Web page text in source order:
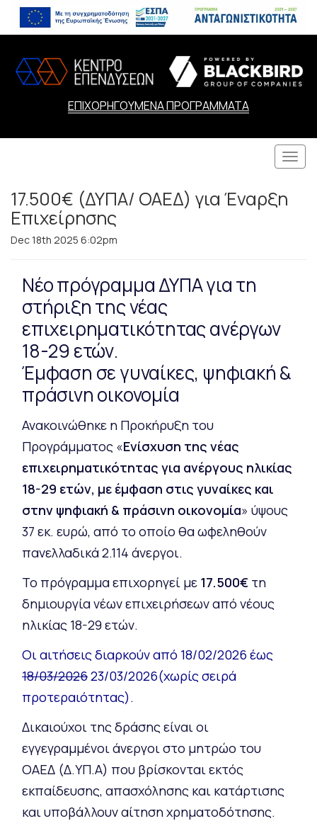
ΕΠΙΧΟΡΗΓΟΥΜΕΝΑ ΠΡΟΓΡΑΜΜΑΤΑ
17.500€ (ΔΥΠΑ/ ΟΑΕΔ) για Έναρξη
Επιχείρησης
Dec 18th 2025 6:02pm
Νέο πρόγραμμα ΔΥΠΑ για τη
στήριξη της νέας
επιχειρηματικότητας ανέργων
18-29 ετών.
Έμφαση σε γυναίκες, ψηφιακή &
πράσινη οικονομία
Ανακοινώθηκε η Προκήρυξη του
Προγράμματος «Ενίσχυση της νέας
επιχειρηματικότητας για ανέργους ηλικίας
18-29 ετών, με έμφαση στις γυναίκες και
στην ψηφιακή & πράσινη οικονομία» ύψους
37 εκ. ευρώ, από το οποίο θα ωφεληθούν
πανελλαδικά 2.114 άνεργοι.
Το πρόγραμμα επιχορηγεί με 17.500€ τη
δημιουργία νέων επιχειρήσεων από νέους
ηλικίας 18-29 ετών.
Οι αιτήσεις διαρκούν από 18/02/2026 έως
18/03/202623/03/2026(χωρίς σειρά
προτεραιότητας).
Δικαιούχοι της δράσης είναι οι
εγγεγραμμένοι άνεργοι στο μητρώο του
ΟΑΕΔ (Δ.ΥΠ.Α) που βρίσκονται εκτός
εκπαίδευσης, απασχόλησης και κατάρτισης
και υποβάλλουν αίτηση χρηματοδότησης.